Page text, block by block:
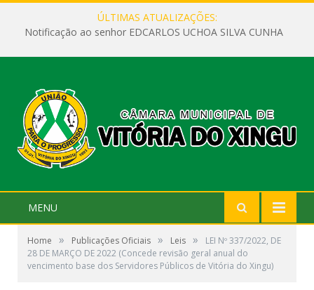
ÚLTIMAS ATUALIZAÇÕES:
Notificação ao senhor EDCARLOS UCHOA SILVA CUNHA
MENU
Home » Publicações Oficiais » Leis »
LEI Nº 337/2022, DE
28 DE MARÇO DE 2022 (Concede revisão geral anual do
vencimento base dos Servidores Públicos de Vitória do Xingu)